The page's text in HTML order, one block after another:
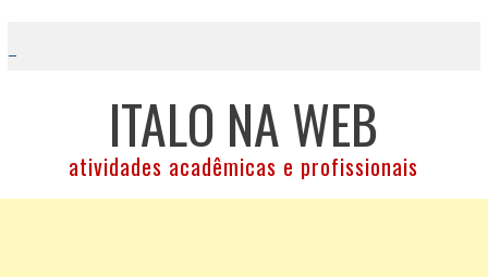
content
ITALO NA WEB
atividades acadêmicas e profissionais